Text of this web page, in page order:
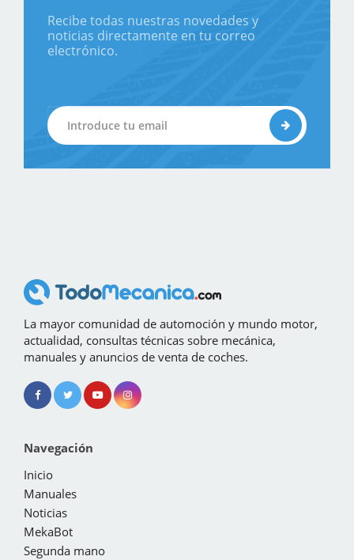
Recibe todas nuestras novedades y
noticias directamente en tu correo
electrónico.
La mayor comunidad de automoción y mundo motor,
actualidad, consultas técnicas sobre mecánica,
manuales y anuncios de venta de coches.
Navegación
Inicio
Manuales
Noticias
MekaBot
Segunda mano